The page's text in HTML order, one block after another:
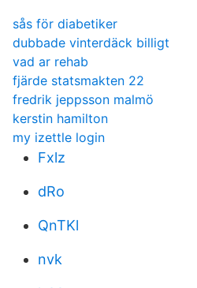
sås för diabetiker
dubbade vinterdäck billigt
vad ar rehab
fjärde statsmakten 22
fredrik jeppsson malmö
kerstin hamilton
my izettle login
Fxlz
dRo
QnTKl
nvk